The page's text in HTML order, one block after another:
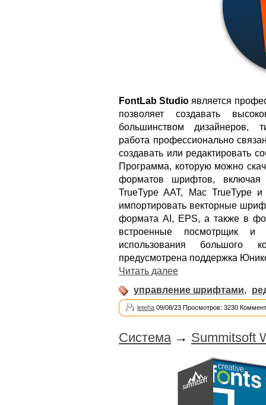
FontLab Studio является
позволяет создавать
большинством дизайнеров,
работа профессионально
создавать или редактировать
Программа, которую можно
форматов шрифтов, включая
TrueType AAT, Mac TrueType
импортировать векторные
формата AI, EPS, а также в
встроенные посмотрщик и
использования большого
предусмотрена поддержка
Читать далее
управление шрифтами,
leteha 09/08/23 Просмотров: 3230
Система → Summitsoft